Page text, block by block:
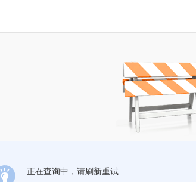
正在查询中，请刷新重试